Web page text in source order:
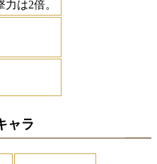
は2倍。
ャラ